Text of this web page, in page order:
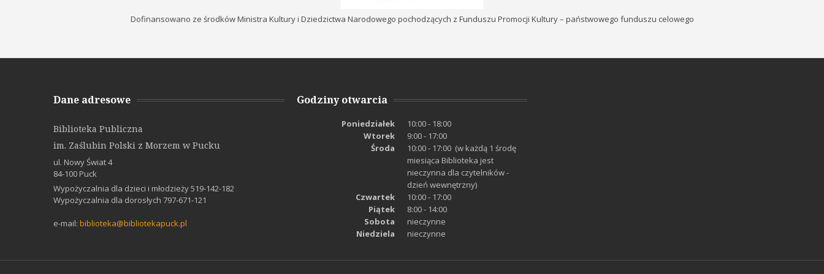
Dofinansowano ze środków Ministra Kultury i Dziedzictwa Narodowego pochodzących z Funduszu Promocji Kultury – państwowego funduszu celowego
Dane adresowe
Biblioteka Publiczna
im. Zaślubin Polski z Morzem w Pucku
ul. Nowy Świat 4
84-100 Puck
Wypożyczalnia dla dzieci i młodzieży 519-142-182
Wypożyczalnia dla dorosłych 797-671-121
e-mail: biblioteka@bibliotekapuck.pl
Godziny otwarcia
Poniedziałek
10:00 - 18:00
Wtorek
9:00 - 17:00
Środa
10:00 - 17:00 (w każdą 1 środę
miesiąca Biblioteka jest
nieczynna dla czytelników -
dzień wewnętrzny)
Czwartek
10:00 - 17:00
Piątek
8:00 - 14:00
Sobota
nieczynne
Niedziela
nieczynne